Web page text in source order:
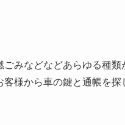
みなどなどあらゆる種
様から車の鍵と通帳を